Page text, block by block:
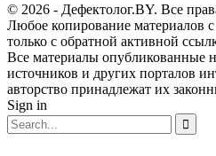
© 2026 - Дефектолог.BY. Все
Любое копирование материалов с
только с обратной активной
Все материалы опубликованные
источников и других порталов
авторство принадлежат их
Sign in